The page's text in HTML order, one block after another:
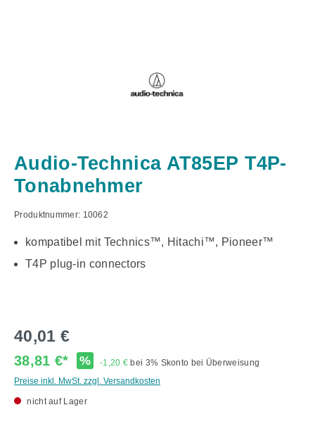
Audio-Technica AT85EP T4P-
Tonabnehmer
Produktnummer: 10062
kompatibel mit Technics™, Hitachi™, Pioneer™
T4P plug-in connectors
40,01 €
38,81 €* % -1,20 € bei 3% Skonto bei Überweisung
Preise inkl. MwSt. zzgl. Versandkosten
nicht auf Lager